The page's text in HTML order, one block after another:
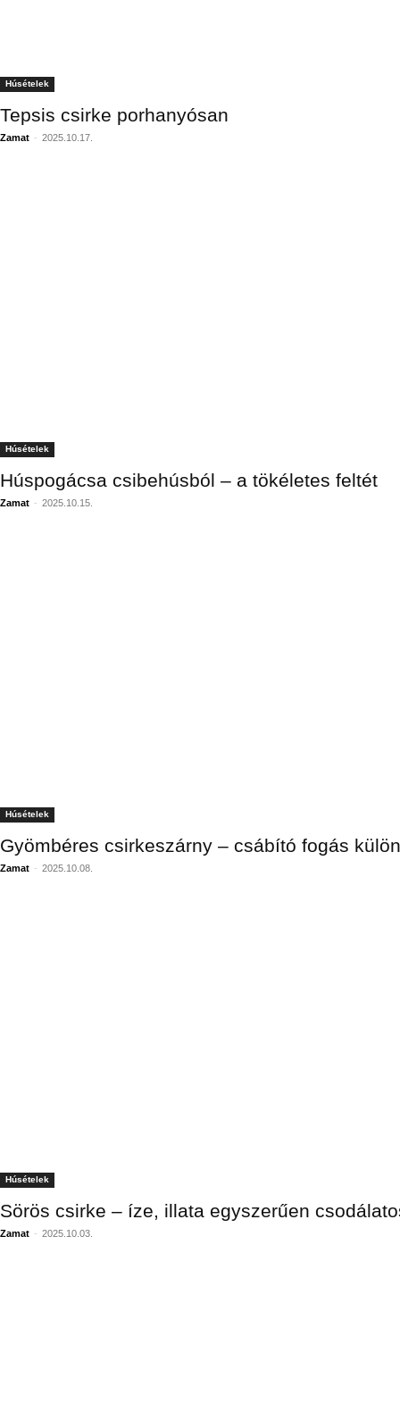
Húsételek
Tepsis csirke porhanyósan
Zamat - 2025.10.17.
Húsételek
Húspogácsa csibehúsból – a tökéletes feltét
Zamat - 2025.10.15.
Húsételek
Gyömbéres csirkeszárny – csábító fogás
Zamat - 2025.10.08.
Húsételek
Sörös csirke – íze, illata egyszerűen
Zamat - 2025.10.03.